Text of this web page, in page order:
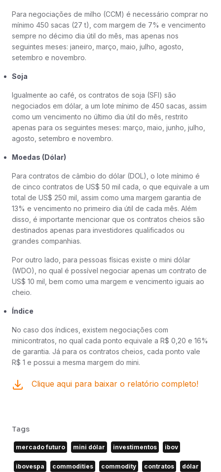
Para negociações de milho (CCM) é necessário comprar no
mínimo 450 sacas (27 t), com margem de 7% e vencimento
sempre no décimo dia útil do mês, mas apenas nos
seguintes meses: janeiro, março, maio, julho, agosto,
setembro e novembro.
Soja
Igualmente ao café, os contratos de soja (SFI) são
negociados em dólar, a um lote mínimo de 450 sacas, assim
como um vencimento no último dia útil do mês, restrito
apenas para os seguintes meses: março, maio, junho, julho,
agosto, setembro e novembro.
Moedas (Dólar)
Para contratos de câmbio do dólar (DOL), o lote mínimo é
de cinco contratos de US$ 50 mil cada, o que equivale a um
total de US$ 250 mil, assim como uma margem garantia de
13% e vencimento no primeiro dia útil de cada mês. Além
disso, é importante mencionar que os contratos cheios são
destinados apenas para investidores qualificados ou
grandes companhias.
Por outro lado, para pessoas físicas existe o mini dólar
(WDO), no qual é possível negociar apenas um contrato de
US$ 10 mil, bem como uma margem e vencimento iguais ao
cheio.
Índice
No caso dos índices, existem negociações com
minicontratos, no qual cada ponto equivale a R$ 0,20 e 16%
de garantia. Já para os contratos cheios, cada ponto vale
R$ 1 e possui a mesma margem do mini.
Clique aqui para baixar o relatório completo!
Tags
mercado futuro mini dólar investimentos ibov
ibovespa commodities commodity contratos dólar